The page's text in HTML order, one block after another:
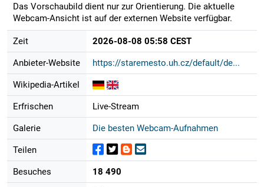
Das Vorschaubild dient nur zur Orientierung. Die aktuelle
Webcam-Ansicht ist auf der externen Website verfügbar.
Zeit 2026-08-08 05:58 CEST
Anbieter-Website https://staremesto.uh.cz/default/de...
Wikipedia-Artikel
Erfrischen Live-Stream
Galerie Die besten Webcam-Aufnahmen
Teilen
Besuches 18 490